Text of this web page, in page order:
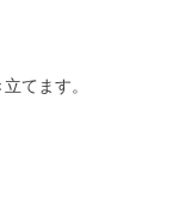
てます。